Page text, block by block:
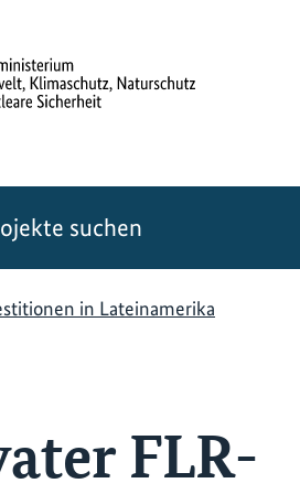
suchen
in Lateinamerika
FLR-